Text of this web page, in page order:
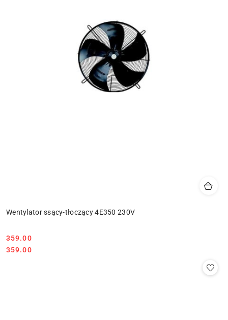
Wentylator ssący-tłoczący 4E350 230V
Cena:
359.00
Cena:
359.00